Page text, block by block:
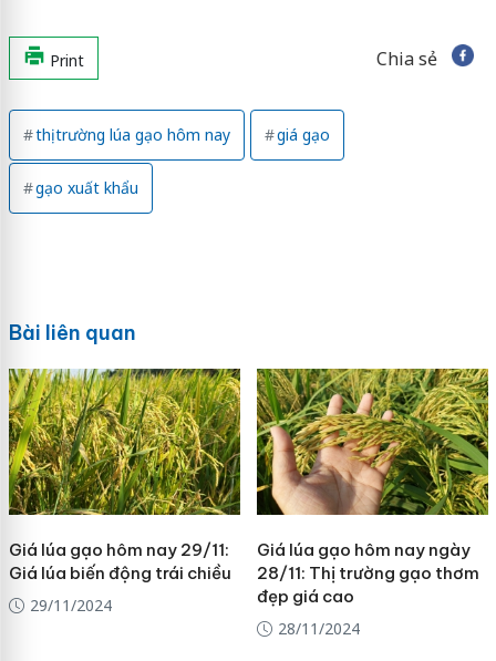
Print Chia sẻ
thị trường lúa gạo hôm nay giá gạo
gạo xuất khẩu
Bài liên quan
Giá lúa gạo hôm nay 29/11:
Giá lúa biến động trái chiều
29/11/2024
Giá lúa gạo hôm nay ngày
28/11: Thị trường gạo thơm
đẹp giá cao
28/11/2024